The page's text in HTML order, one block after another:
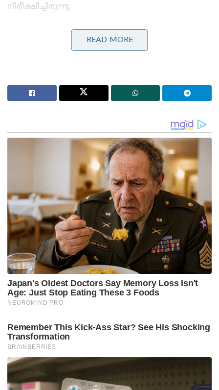
നിരീക്ഷിച്ചിരുന്നു.
Stories you may like
മിഥുൻ ചക്രവർത്തി ആശുപത്രിയിൽ ; കാണാൻ
ഓടിയെത്തി മുഖ്യമന്ത്രി സുവേന്ദു അധികാരി
2004 മുതൽ മമതയെ തുണച്ചിരുന്ന ശുക്രദശ 2024
മെയ് മാസത്തോടെ അവസാനിച്ചു. നിലവിൽ
ആരംഭിച്ചിരിക്കുന്ന സൂര്യദശ അവർക്ക് കടുത്ത
തിരിച്ചടികളുടെയും പരാജയങ്ങളുടെയും
കാലമായിരിക്കുമെന്ന് ജ്യോതിഷ വിശകലനം
വ്യക്തമാക്കുന്നു.
മമതയുടെ ജാതകപ്രകാരം 2026 ഏപ്രിൽ-മെയ്
മാസങ്ങൾ ഭരണനഷ്ടത്തിന്റേതാണ്. അടുത്ത
തിരഞ്ഞെടുപ്പിൽ തൃണമൂൽ കോൺഗ്രസിന്
അധികാരം നിലനിർത്താൻ സാധിക്കില്ലെന്നും
ബംഗാളിൽ വലിയ രാഷ്ട്രീയ മാറ്റമുണ്ടാകുമെന്നും
റാവു പ്രവചിച്ചിരുന്നു.
മമത ബാനർജി നടത്തുന്ന അതിശക്തമായ തന്ത്രിക
ദോഷകാലത്തും അവരെ അധികാരത്തിൽ
പിടിച്ചുനിർത്തുന്നത്. എന്നാൽ കർമ്മഫലങ്ങൾ
പൂർണ്ണമായി തടയാൻ ഇത്തരം പൂജകൾക്ക്
കഴിയില്ലെന്ന് അദ്ദേഹം ഓർമ്മിപ്പിക്കുന്നു.
ബംഗാളിലെ നിലവിലെ രാഷ്ട്രീയ സാഹചര്യങ്ങളും
READ MORE